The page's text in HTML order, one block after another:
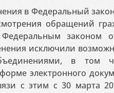
в Федеральный
обращений
законом
исключили
в том
электронного
с этим с 30 марта